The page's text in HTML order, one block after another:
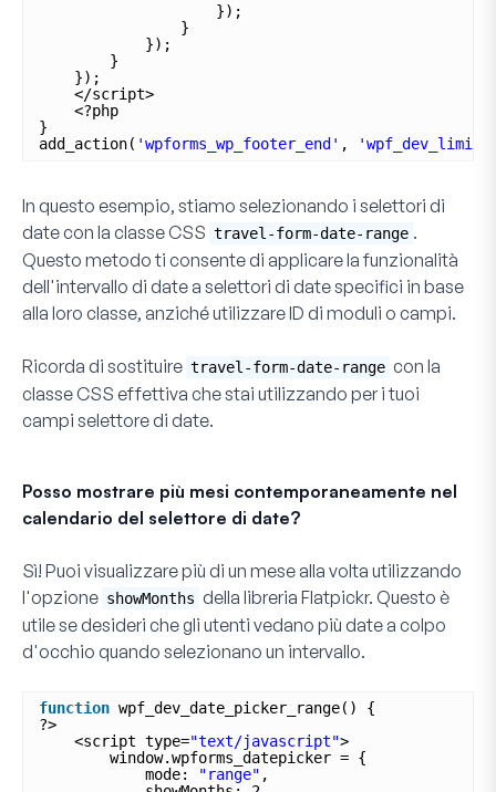
});
}
});
}
});
</script>
<?php
}
add_action( 'wpforms_wp_footer_end' ,
In questo esempio, stiamo selezionando i selettori di
date con la classe CSS travel-form-date-range .
Questo metodo ti consente di applicare la funzionalità
dell'intervallo di date a selettori di date specifici in base
alla loro classe, anziché utilizzare ID di moduli o campi.
Ricorda di sostituire travel-form-date-range con la
classe CSS effettiva che stai utilizzando per i tuoi
campi selettore di date.
Posso mostrare più mesi contemporaneamente nel
calendario del selettore di date?
Sì! Puoi visualizzare più di un mese alla volta utilizzando
l'opzione showMonths della libreria Flatpickr. Questo è
utile se desideri che gli utenti vedano più date a colpo
d'occhio quando selezionano un intervallo.
function wpf_dev_date_picker_range() {
?>
<script type="text/javascript">
window.wpforms_datepicker = {
mode:
"range" ,